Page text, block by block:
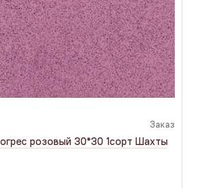
Заказ
розовый 30*30 1сорт Шахты